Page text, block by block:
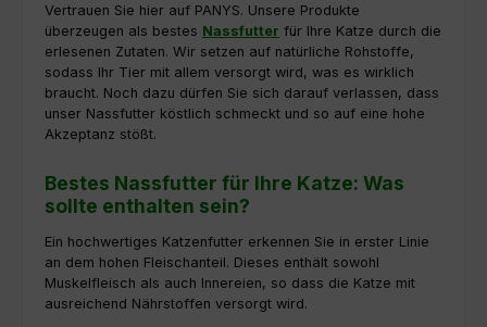
Vertrauen Sie hier auf PANYS. Unsere Produkte
überzeugen als bestes Nassfutter für Ihre Katze durch die
erlesenen Zutaten. Wir setzen auf natürliche Rohstoffe,
sodass Ihr Tier mit allem versorgt wird, was es wirklich
braucht. Noch dazu dürfen Sie sich darauf verlassen, dass
unser Nassfutter köstlich schmeckt und so auf eine hohe
Akzeptanz stößt.
Bestes Nassfutter für Ihre Katze: Was
sollte enthalten sein?
Ein hochwertiges Katzenfutter erkennen Sie in erster Linie
an dem hohen Fleischanteil. Dieses enthält sowohl
Muskelfleisch als auch Innereien, so dass die Katze mit
ausreichend Nährstoffen versorgt wird.